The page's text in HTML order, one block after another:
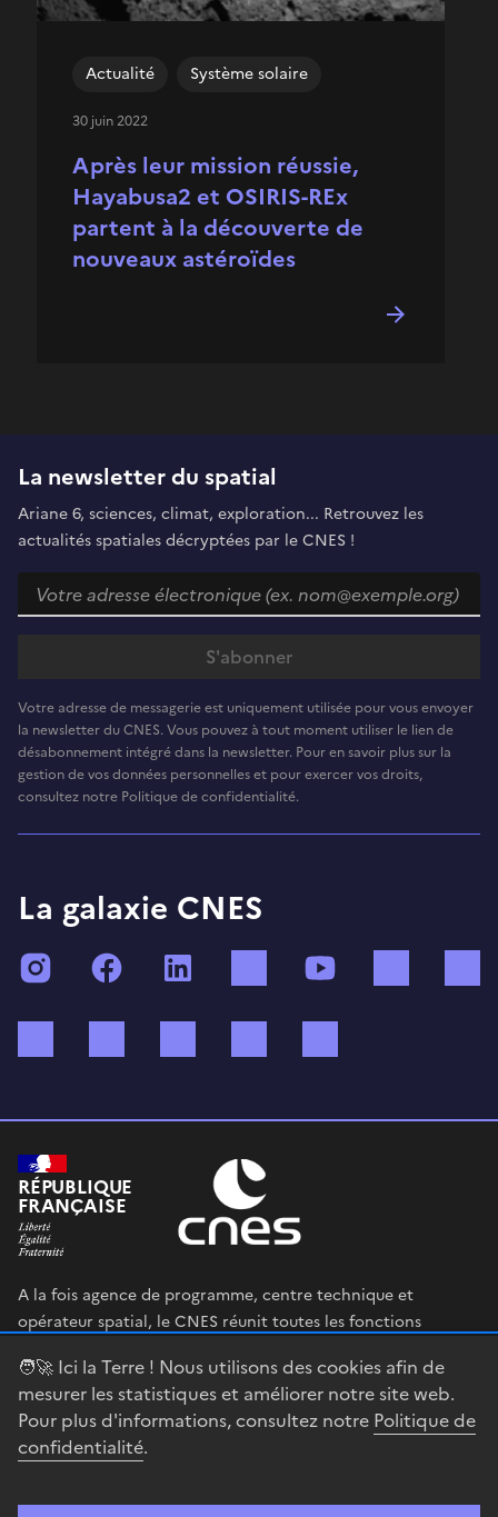
🧑‍🚀 Ici la Terre ! Nous utilisons des cookies afin de
mesurer les statistiques et améliorer notre site web.
Pour plus d'informations, consultez notre Politique de
confidentialité.
Après leur mission réussie,
Hayabusa2 et OSIRIS-REx
partent à la découverte de
nouveaux astéroïdes
Actualité Système solaire
30 juin 2022
La newsletter du spatial
Ariane 6, sciences, climat, exploration... Retrouvez les
actualités spatiales décryptées par le CNES !
Votre adresse de messagerie est uniquement utilisée pour vous envoyer
la newsletter du CNES. Vous pouvez à tout moment utiliser le lien de
désabonnement intégré dans la newsletter. Pour en savoir plus sur la
gestion de vos données personnelles et pour exercer vos droits,
consultez notre Politique de confidentialité.
La galaxie CNES
InstagramFacebook TikTok
RÉPUBLIQUE
FRANÇAISE
A la fois agence de programme, centre technique et
opérateur spatial, le CNES réunit toutes les fonctions
en œuvre sa stratégie spatiale.
legifrance.gouv.fr
gouvernement.fr